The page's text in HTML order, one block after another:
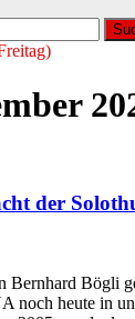
der
Bernhard Bögli
noch heute in